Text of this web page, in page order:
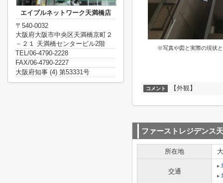
※写真や図と実際の現状
コメント 【外観】
ファーストレジデンス
所在地
交通
エイブルネットワーク天満橋店
〒540-0032
大阪府大阪市中央区天満橋京町２
－２１ 天満橋センタービル2階
TEL/06-4790-2228
FAX/06-4790-2227
大阪府知事 (4) 第53331号